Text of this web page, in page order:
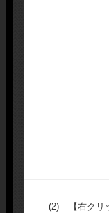
(2)
【右ク